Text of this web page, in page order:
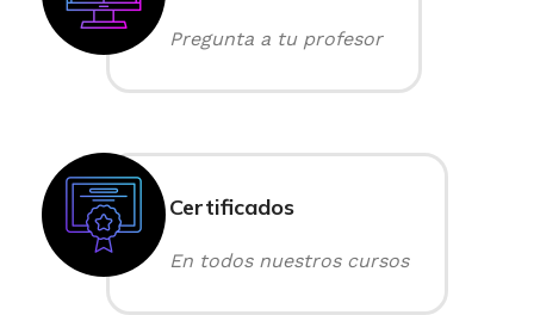
Pregunta a tu profesor
Certificados
En todos nuestros cursos